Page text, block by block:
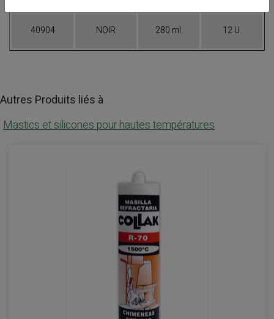
40904 NOIR 280 ml. 12 U.
Autres Produits liés à
Mastics et silicones pour hautes températures